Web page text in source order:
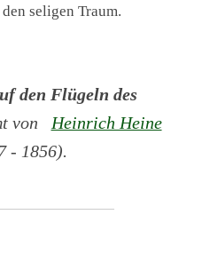
seligen Traum.
den Flügeln des
von
Heinrich Heine
- 1856).